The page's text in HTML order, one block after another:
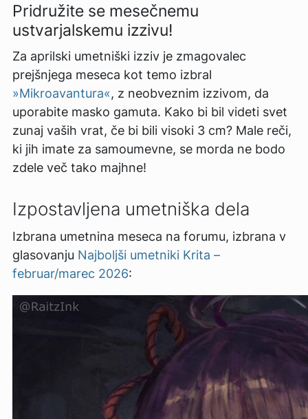
Pridružite se mesečnemu
ustvarjalskemu izzivu!
Za aprilski umetniški izziv je zmagovalec
prejšnjega meseca kot temo izbral
»Mikroavantura«, z neobveznim izzivom, da
uporabite masko gamuta. Kako bi bil videti svet
zunaj vaših vrat, če bi bili visoki 3 cm? Male reči,
ki jih imate za samoumevne, se morda ne bodo
zdele več tako majhne!
Izpostavljena umetniška dela
Izbrana umetnina meseca na forumu, izbrana v
glasovanju Najboljši umetniki Krita –
februar/marec 2026: